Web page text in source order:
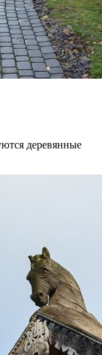
деревянные